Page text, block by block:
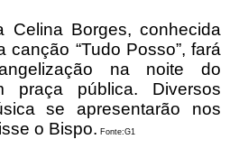
Celina Borges, conhecida
canção “Tudo Posso”, fará
na noite do
pública. Diversos
se apresentarão nos
o Bispo. Fonte:G1